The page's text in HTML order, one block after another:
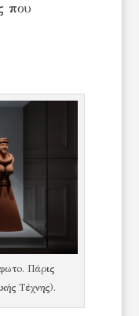
που
Πάρις
Τέχνης).